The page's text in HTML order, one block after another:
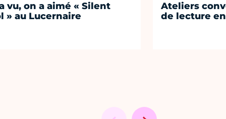
vu, on a aimé « Silent
» au Lucernaire
Ateliers
de lecture